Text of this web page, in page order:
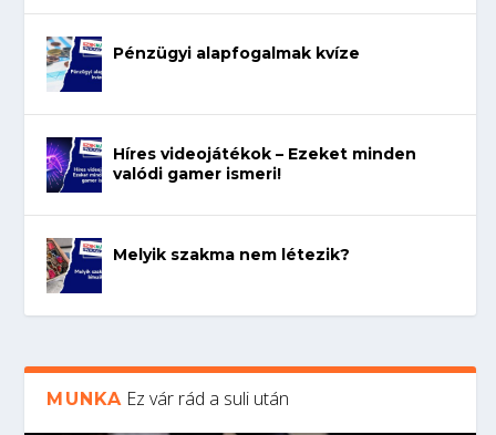
Pénzügyi alapfogalmak kvíze
Híres videojátékok – Ezeket minden
valódi gamer ismeri!
Melyik szakma nem létezik?
MUNKA Ez vár rád a suli után